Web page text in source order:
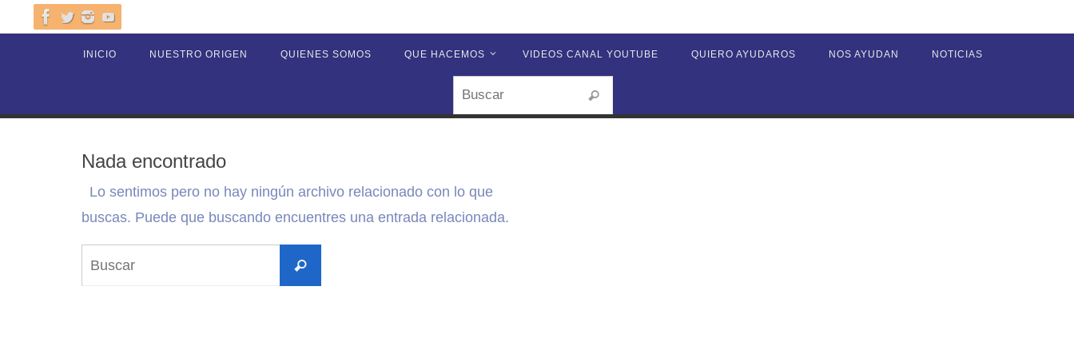
al
INICIO NUESTRO ORIGEN QUIENES SOMOS QUE HACEMOS VIDEOS CANAL YOUTUBE QUIERO AYUDAROS NOS AYUDAN NOTICIAS
Buscar
Nada encontrado
Lo sentimos pero no hay ningún archivo relacionado con lo que
buscas. Puede que buscando encuentres una entrada relacionada.
Buscar